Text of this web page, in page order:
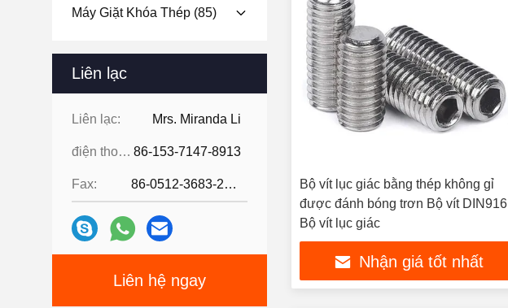
Máy Giặt Khóa Thép (85)
Liên lạc
Liên lạc: Mrs. Miranda Li
điện thoại: 86-153-7147-8913
Fax: 86-0512-3683-2631
Liên hệ ngay
Bộ vít lục giác bằng thép không gỉ
được đánh bóng trơn Bộ vít DIN916
Bộ vít lục giác
Nhận giá tốt nhất